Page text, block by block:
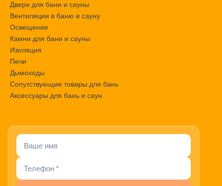
Двери для бани и сауны
Вентиляции в баню и сауну
Освещение
Камни для бани и сауны
Изоляция
Печи
Дымоходы
Сопутствующие товары для бань
Аксессуары для бань и саун